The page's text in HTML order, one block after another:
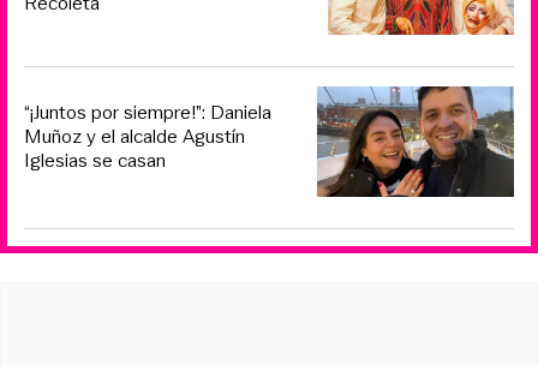
“¡Juntos por siempre!”: Daniela
Muñoz y el alcalde Agustín
Iglesias se casan